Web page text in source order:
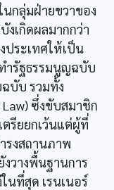
กลุ่มฝ่ายขวาของ
เกิดผลมากกว่า
ประเทศให้เป็น
ำรัฐธรรมนูญฉบับ
บับ รวมทั้ง
ซึ่งขับสมาชิก
รียยกเว้นแต่ผู้ที่
รงสถานภาพ
วางพื้นฐานการ
นที่สุด เรนเนอร์